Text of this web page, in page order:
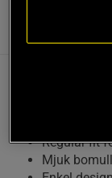
Everyday
Regular fit
Mjuk